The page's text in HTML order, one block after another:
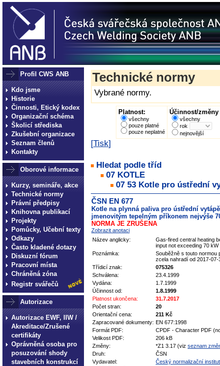
Profil CWS ANB
Kdo jsme
Historie
Činnosti, Etický kodex
Organizační schéma
Školicí střediska
Zkušební organizace
Seznam členů
Kontakty
Oborové informace
Kurzy, semináře, akce
Technické normy
Právní předpisy
Knihovna publikací
Projekty
Pomůcky, Učební texty
Odkazy
Často kladené dotazy
Diskuzní fórum
Pracovní místa
Chráněná zóna
Registr svářečů
Autorizace
Autorizace EWF, IIW /
Akreditace/Zrušené
certifikáty
Oprávněná osoba pro
posuzování shody
stavebních konstrukcí
Technické normy
Vybrané normy.
Platnost:
všechny
pouze platné
pouze neplatné
Účinnost/změny
všechny
rok
nejnovější
[Tisk]
Hledat podle tříd
07 KOTLE
07 53 Kotle pro ústřední
ČSN EN 677
Kotle na plynná paliva pro ústřední
jmenovitým tepelným příkonem nejvýše
NORMA JE ZRUŠENA
Zobrazit anotaci
Název anglicky:
Gas-fired central heating
input not exceeding 70 kW
Poznámka:
Souběžně s touto normou
zcela nahradí od 2017-07-
Třídicí znak:
075326
Schválena:
23.4.1999
Vydána:
1.7.1999
Účinnost od:
1.8.1999
Platnost ukončena:
31.7.2017
Počet stran:
20
Orientační cena:
211 Kč
Zapracované dokumenty: EN 677:1998
Formát PDF:
CPDF - Character PDF
Velikost PDF:
206 kB
Změny:
*Z1 3.17 (viz seznam
Druh:
ČSN
Vydavatel:
Český normalizační institut